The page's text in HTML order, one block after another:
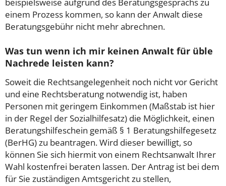
einem Prozess kommen, so kann der Anwalt diese
Beratungsgebühr nicht mehr abrechnen.
Was tun wenn ich mir keinen Anwalt für üble
Nachrede leisten kann?
Soweit die Rechtsangelegenheit noch nicht vor Gericht
und eine Rechtsberatung notwendig ist, haben
Personen mit geringem Einkommen (Maßstab ist hier
in der Regel der Sozialhilfesatz) die Möglichkeit, einen
Beratungshilfeschein gemäß § 1 Beratungshilfegesetz
(BerHG) zu beantragen. Wird dieser bewilligt, so
können Sie sich hiermit von einem Rechtsanwalt Ihrer
Wahl kostenfrei beraten lassen. Der Antrag ist bei dem
für Sie zuständigen Amtsgericht zu stellen,